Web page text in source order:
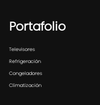
Portafolio
Televisores
Refrigeración
Congeladores
Climatización